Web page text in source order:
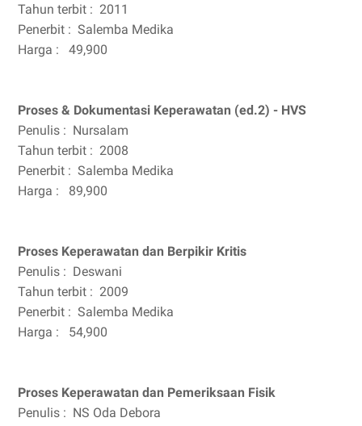
Tahun terbit : 2011
Penerbit : Salemba Medika
Harga :
49,900
Proses & Dokumentasi Keperawatan (ed.2) - HVS
Penulis : Nursalam
Tahun terbit : 2008
Penerbit : Salemba Medika
Harga :
89,900
Proses Keperawatan dan Berpikir Kritis
Penulis : Deswani
Tahun terbit : 2009
Penerbit : Salemba Medika
Harga :
54,900
Proses Keperawatan dan Pemeriksaan Fisik
Penulis : NS Oda Debora